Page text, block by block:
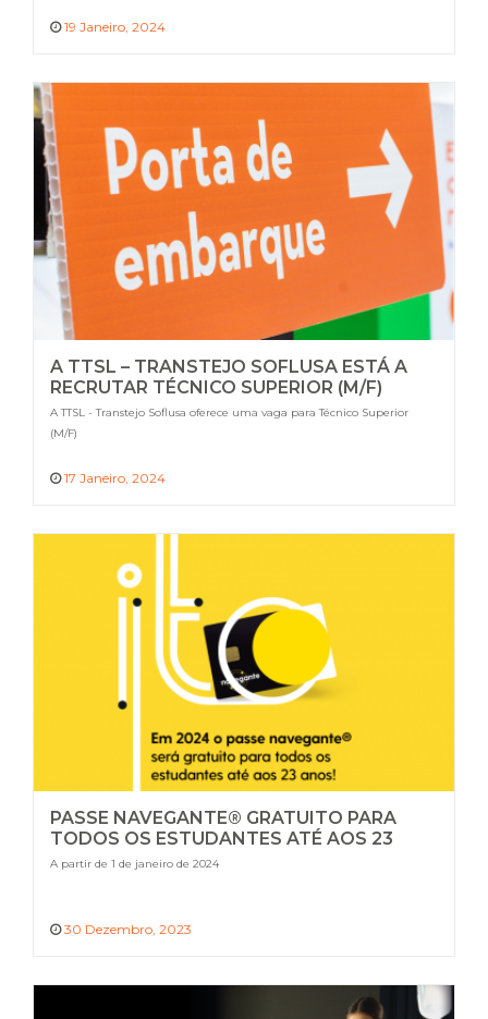
19 Janeiro, 2024
A TTSL – TRANSTEJO SOFLUSA ESTÁ A
RECRUTAR TÉCNICO SUPERIOR (M/F)
A TTSL - Transtejo Soflusa oferece uma vaga para Técnico Superior
(M/F)
17 Janeiro, 2024
PASSE NAVEGANTE® GRATUITO PARA
TODOS OS ESTUDANTES ATÉ AOS 23
ANOS
A partir de 1 de janeiro de 2024
30 Dezembro, 2023